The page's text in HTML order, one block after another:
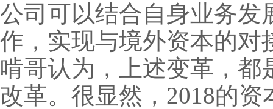
公司可以结合自身业务发
作，实现与境外资本的对
啃哥认为，上述变革，
改革。很显然，2018的